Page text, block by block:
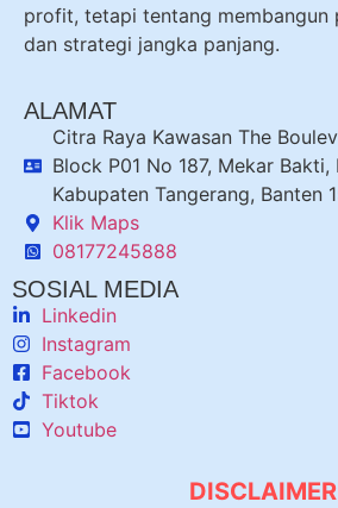
profit, tetapi tentang membangun
dan strategi jangka panjang.
ALAMAT
Citra Raya Kawasan The
Block P01 No 187, Mekar Bakti,
Kabupaten Tangerang, Banten
Klik Maps
08177245888
SOSIAL MEDIA
Linkedin
Instagram
Facebook
Tiktok
Youtube